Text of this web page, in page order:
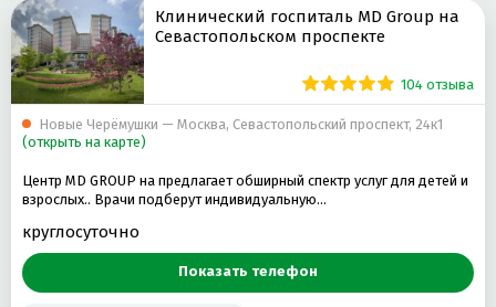
ДЕТСКАЯ ПАРИКМАХЕРСКАЯ НАРАЩИВАНИЕ НОГТЕЙ ГЕЛЕМ
СТРИЖКА ЖЕНСКАЯ ДЕТСКИЙ МАНИКЮР
АППАРАТНАЯ КОСМЕТОЛОГИЯ ПАРАФИНОТЕРАПИЯ ЧИСТКА ЛИЦА
АППАРАТНЫЙ ПЕДИКЮР НАРАЩИВАНИЕ НОГТЕЙ
УКЛАДКА ВОЛОС КЛАССИЧЕСКИЙ МАНИКЮР
ЛИМФОДРЕНАЖНЫЙ МАССАЖ
ВЕЧЕРНЯЯ ПРИЧЕСКА АНТИЦЕЛЛЮЛИТНЫЙ МАССАЖ
Клинический госпиталь MD Group на
Севастопольском проспекте
104 отзыва
Новые Черёмушки — Москва, Севастопольский проспект, 24к1
(открыть на карте)
Центр MD GROUP на предлагает обширный спектр услуг для детей и
взрослых.. Врачи подберут индивидуальную…
круглосуточно
Показать телефон